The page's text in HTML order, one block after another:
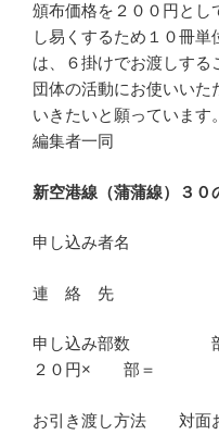
頒布価格を２００円とし
し易くするため１０冊
は、６掛けでお渡しする
団体の活動にお使いいた
いきたいと願っています
編集者一同
新空港線（蒲蒲線）３０
申し込み
連 絡 先
申し込み
２０円× 部＝
お引き渡し方法 対面お